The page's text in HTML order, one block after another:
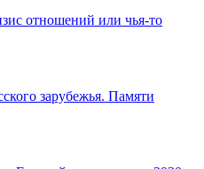
отношений или чья-то
зарубежья. Памяти